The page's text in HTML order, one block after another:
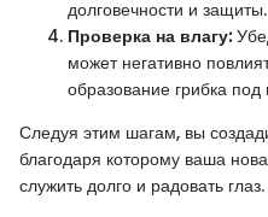
долговечности и защиты.
Проверка на влагу:
может негативно
образование грибка
Следуя этим шагам, вы
благодаря которому ваша
служить долго и радовать глаз.